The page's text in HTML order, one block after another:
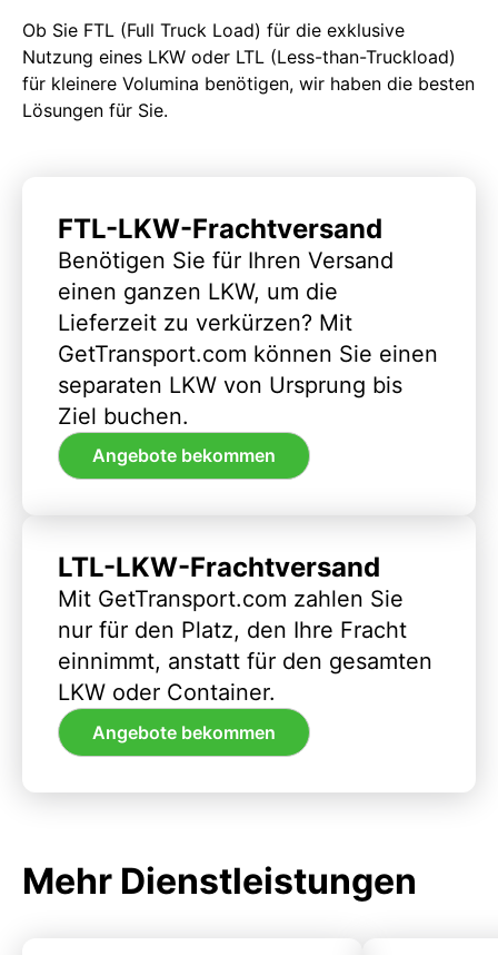
Ob Sie FTL (Full Truck Load) für die exklusive
Nutzung eines LKW oder LTL (Less-than-Truckload)
für kleinere Volumina benötigen, wir haben die besten
Lösungen für Sie.
FTL-LKW-Frachtversand
Benötigen Sie für Ihren Versand
einen ganzen LKW, um die
Lieferzeit zu verkürzen? Mit
GetTransport.com können Sie einen
separaten LKW von Ursprung bis
Ziel buchen.
Angebote bekommen
LTL-LKW-Frachtversand
Mit GetTransport.com zahlen Sie
nur für den Platz, den Ihre Fracht
einnimmt, anstatt für den gesamten
LKW oder Container.
Angebote bekommen
Mehr Dienstleistungen